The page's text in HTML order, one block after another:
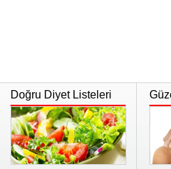
Doğru Diyet Listeleri